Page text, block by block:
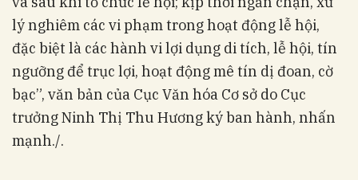
lý nghiêm các vi phạm trong hoạt động lễ hội,
đặc biệt là các hành vi lợi dụng di tích, lễ hội, tín
ngưỡng để trục lợi, hoạt động mê tín dị đoan, cờ
bạc”, văn bản của Cục Văn hóa Cơ sở do Cục
trưởng Ninh Thị Thu Hương ký ban hành, nhấn
mạnh./.